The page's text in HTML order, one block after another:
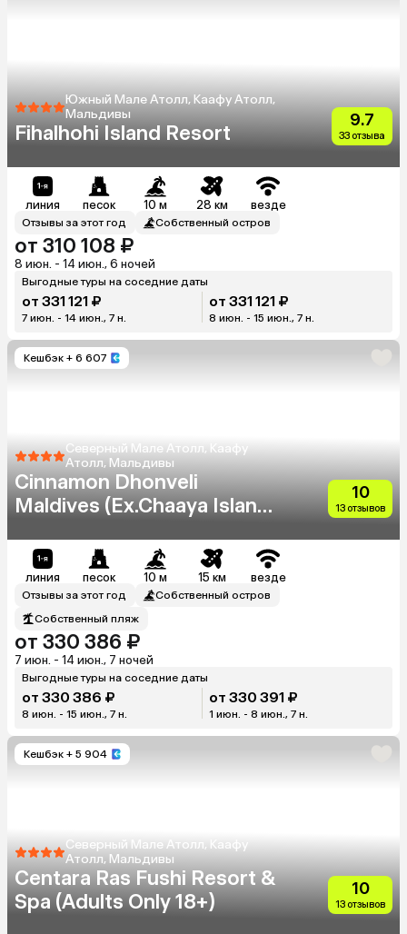
Южный Мале Атолл, Каафу Атолл,
Мальдивы
Fihalhohi Island Resort
9.7
33 отзыва
линия песок 10 м 28 км везде
Отзывы за этот год Собственный остров
от 310 108 ₽
8 июн. - 14 июн., 6 ночей
Выгодные туры на соседние даты
от 331 121 ₽
7 июн. - 14 июн., 7 н.
от 331 121 ₽
8 июн. - 15 июн., 7 н.
Кешбэк + 6 607
Северный Мале Атолл, Каафу
Атолл, Мальдивы
Cinnamon Dhonveli
Maldives (Ex.Chaaya Island
10
13 отзывов
линия песок 10 м 15 км везде
Отзывы за этот год
Собственный остров
Собственный пляж
от 330 386 ₽
7 июн. - 14 июн., 7 ночей
Выгодные туры на соседние даты
от 330 386 ₽
8 июн. - 15 июн., 7 н.
от 330 391 ₽
1 июн. - 8 июн., 7 н.
Кешбэк + 5 904
Северный Мале Атолл, Каафу
Атолл, Мальдивы
Centara Ras Fushi Resort &
Spa (Adults Only 18+)
10
13 отзывов